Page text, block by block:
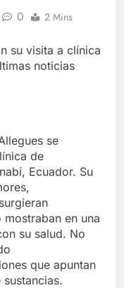
0 2 Mins
se
de
Ecuador. Su
mostraban en una
su salud. No
que apuntan